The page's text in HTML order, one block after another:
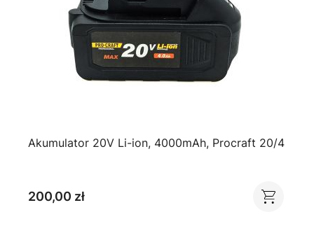
Akumulator 20V Li-ion, 4000mAh, Procraft 20/4
200,00 zł